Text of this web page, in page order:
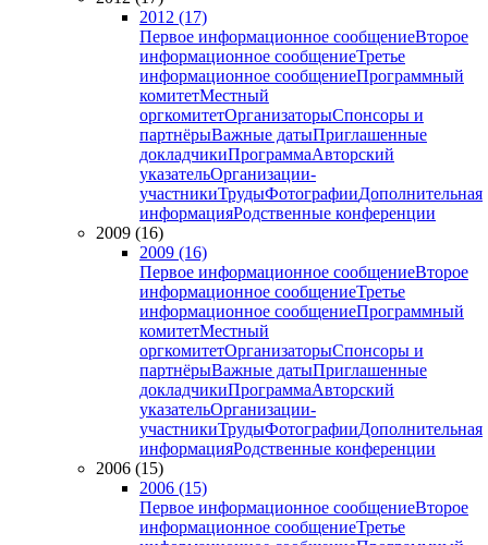
2012 (17)
Первое информационное сообщениеВторое
информационное сообщениеТретье
информационное сообщениеПрограммный
комитетМестный
оргкомитетОрганизаторыСпонсоры и
партнёрыВажные датыПриглашенные
докладчикиПрограммаАвторский
указательОрганизации-
участникиТрудыФотографииДополнительная
информацияРодственные конференции
2009 (16)
2009 (16)
Первое информационное сообщениеВторое
информационное сообщениеТретье
информационное сообщениеПрограммный
комитетМестный
оргкомитетОрганизаторыСпонсоры и
партнёрыВажные датыПриглашенные
докладчикиПрограммаАвторский
указательОрганизации-
участникиТрудыФотографииДополнительная
информацияРодственные конференции
2006 (15)
2006 (15)
Первое информационное сообщениеВторое
информационное сообщениеТретье